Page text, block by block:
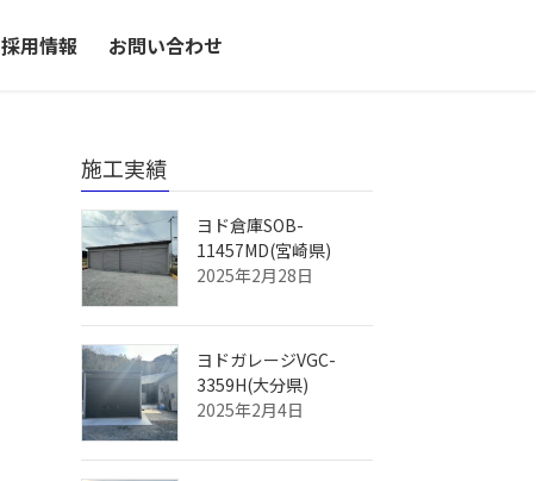
採用情報 お問い合わせ
施工実績
ヨド倉庫SOB-
11457MD(宮崎県)
2025年2月28日
ヨドガレージVGC-
3359H(大分県)
2025年2月4日